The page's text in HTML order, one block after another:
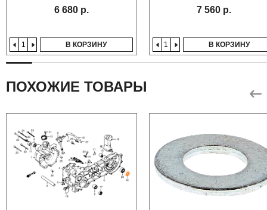
6 680 р.
В КОРЗИНУ
7 560 р.
В КОРЗИНУ
ПОХОЖИЕ ТОВАРЫ